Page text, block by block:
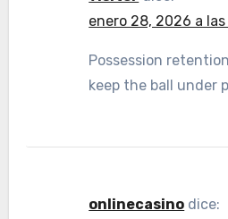
enero 28, 2026 a las
Possession
keep the ball under
onlinecasino dice: